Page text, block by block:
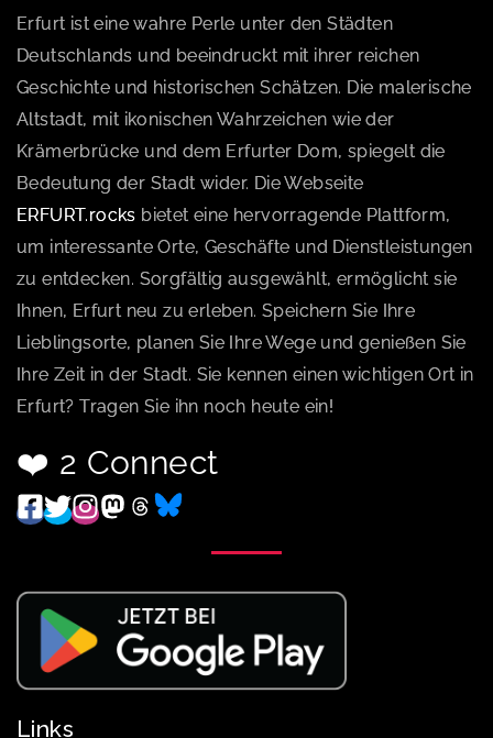
Erfurt ist eine wahre Perle unter den Städten
Deutschlands und beeindruckt mit ihrer reichen
Geschichte und historischen Schätzen. Die malerische
Altstadt, mit ikonischen Wahrzeichen wie der
Krämerbrücke und dem Erfurter Dom, spiegelt die
Bedeutung der Stadt wider. Die Webseite
ERFURT.rocks bietet eine hervorragende Plattform,
um interessante Orte, Geschäfte und Dienstleistungen
zu entdecken. Sorgfältig ausgewählt, ermöglicht sie
Ihnen, Erfurt neu zu erleben. Speichern Sie Ihre
Lieblingsorte, planen Sie Ihre Wege und genießen Sie
Ihre Zeit in der Stadt. Sie kennen einen wichtigen Ort in
Erfurt? Tragen Sie ihn noch heute ein!
❤️ 2 Connect
Links